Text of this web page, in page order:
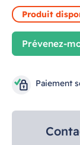
Produit
Prévenez-
Paiement